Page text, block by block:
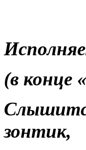
(в конце
зонтик,